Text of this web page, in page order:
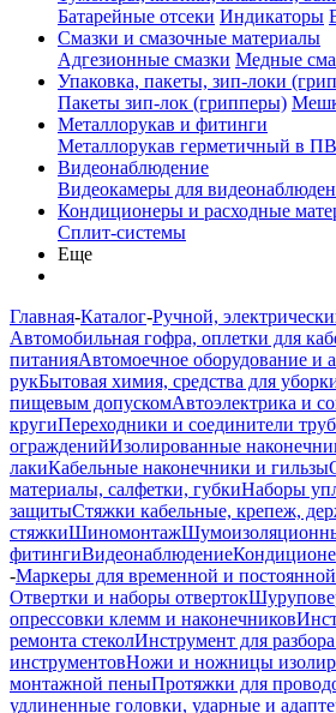
Батарейные отсеки Индикаторы
Смазки и смазочные материалы
Адгезионные смазки Медные
Упаковка, пакеты, зип-локи
Пакеты зип-лок (грипперы)
Металлорукав и фитинги
Металлорукав герметичный в
Видеонаблюдение
Видеокамеры для
Кондиционеры и расходные
Сплит-системы
Еще
Главная-Каталог-Ручной,
Автомобильная гофра, оплетки для
питанияАвтомоечное оборудование и
рукБытовая химия, средства для
пищевым допускомАвтоэлектрика и
кругиПереходники и соединители
огражденийИзолированные
лакиКабельные наконечники и гильзы
материалы, салфетки, губкиНаборы
защитыСтяжки кабельные, крепеж,
стяжкиШиномонтаж
фитингиВидеонаблюдение
-Маркеры для временной и
Отвертки и наборы отверток
опрессовки клемм и наконечников
ремонта стеколИнструмент для
инструментовНожи и ножницы
монтажной пеныПротяжки для
удлиненные головки, ударные и